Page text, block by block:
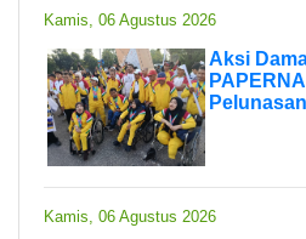
Kamis, 06 Agustus 2026
Aksi
Kamis, 06 Agustus 2026